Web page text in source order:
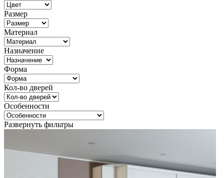
Размер
Материал
Назначение
Форма
Кол-во дверей
Особенности
Развернуть фильтры